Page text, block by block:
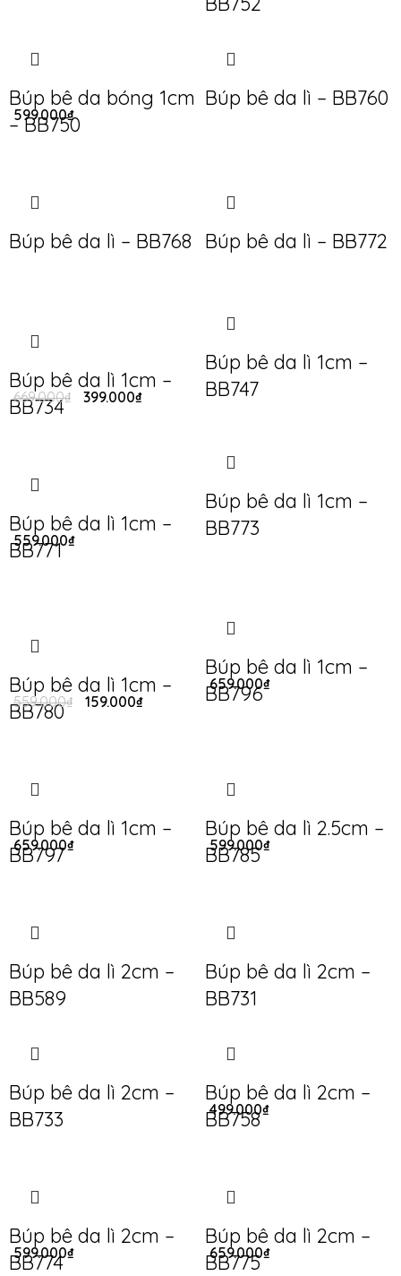
Búp bê da bóng 1cm
– BB750
599.000₫
Búp bê da lì – BB760
Búp bê da lì – BB768 Búp bê da lì – BB772
Búp bê da lì 1cm –
BB734
669.000₫ 399.000₫
Búp bê da lì 1cm –
BB747
Búp bê da lì 1cm –
BB771
559.000₫
Búp bê da lì 1cm –
BB773
Búp bê da lì 1cm –
BB780
559.000₫ 159.000₫
Búp bê da lì 1cm –
BB796
659.000₫
Búp bê da lì 1cm –
BB797
659.000₫
Búp bê da lì 2.5cm –
BB785
599.000₫
Búp bê da lì 2cm –
BB589
Búp bê da lì 2cm –
BB731
Búp bê da lì 2cm –
BB733
Búp bê da lì 2cm –
BB758
499.000₫
Búp bê da lì 2cm –
BB774
599.000₫
Búp bê da lì 2cm –
BB775
659.000₫